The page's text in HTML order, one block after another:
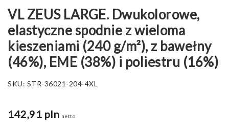
VL ZEUS LARGE. Dwukolorowe,
elastyczne spodnie z wieloma
kieszeniami (240 g/m²), z bawełny
(46%), EME (38%) i poliestru (16%)
SKU: STR-36021-204-4XL
142,91 pln netto